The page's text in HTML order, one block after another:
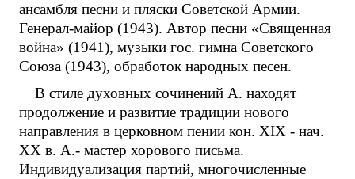
ансамбля песни и пляски Советской Армии.
Генерал-майор (1943). Автор песни «Священная
война» (1941), музыки гос. гимна Советского
Союза (1943), обработок народных песен.
В стиле духовных сочинений А. находят
продолжение и развитие традиции нового
направления в церковном пении кон. XIX - нач.
XX в. А.- мастер хорового письма.
Индивидуализация партий, многочисленные